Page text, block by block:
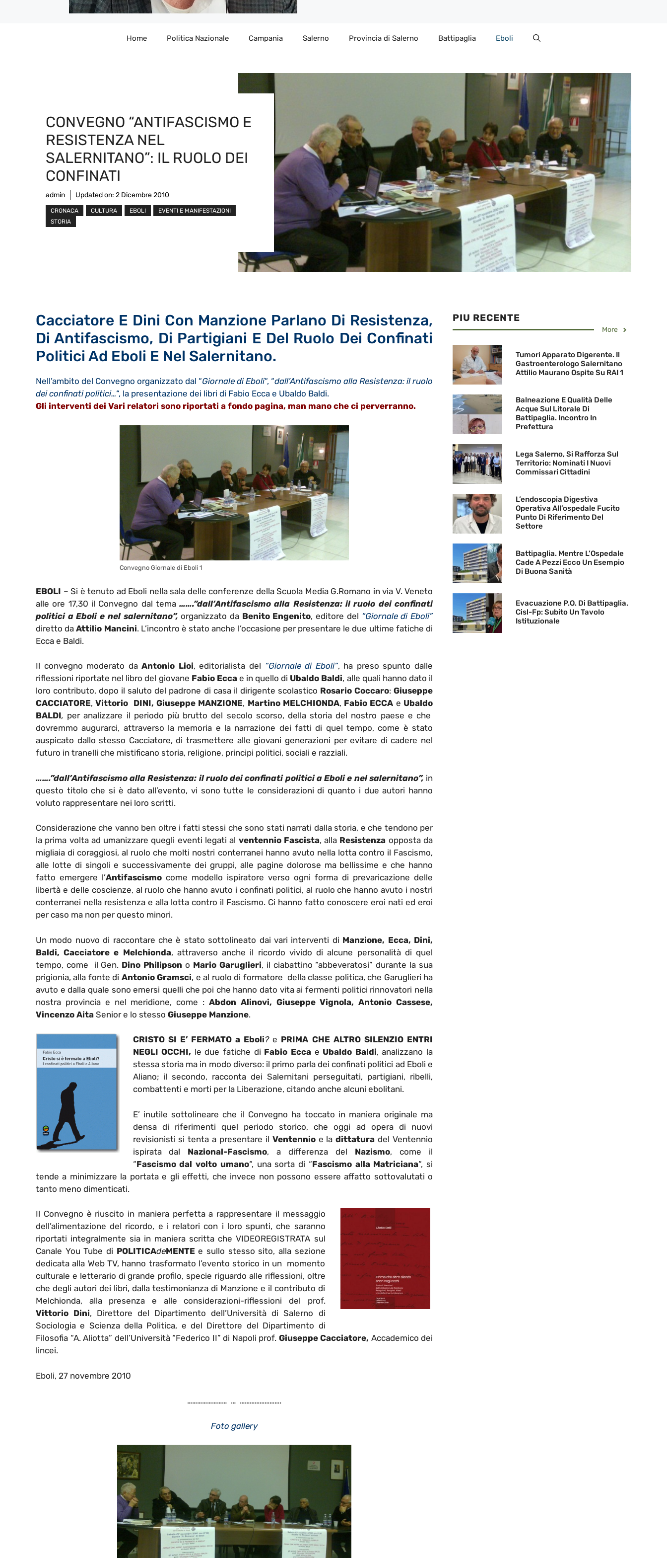
Home Politica Nazionale Campania Salerno Provincia di Salerno Battipaglia Eboli
CONVEGNO “ANTIFASCISMO E
RESISTENZA NEL
SALERNITANO”: IL RUOLO DEI
CONFINATI
admin Updated on: 2 Dicembre 2010
CRONACA CULTURA EBOLI
EVENTI E MANIFESTAZIONI
STORIA
Cacciatore E Dini Con Manzione Parlano Di Resistenza,
Di Antifascismo, Di Partigiani E Del Ruolo Dei Confinati
Politici Ad Eboli E Nel Salernitano.
Nell’ambito del Convegno organizzato dal “Giornale di Eboli“, “dall’Antifascismo alla Resistenza: il ruolo
dei confinati politici…“, la presentazione dei libri di Fabio Ecca e Ubaldo Baldi.
Gli interventi dei Vari relatori sono riportati a fondo pagina, man mano che ci perverranno.
Convegno Giornale di Eboli 1
EBOLI – Si è tenuto ad Eboli nella sala delle conferenze della Scuola Media G.Romano in via V. Veneto
alle ore 17,30 il Convegno dal tema…….”dall’Antifascismo alla Resistenza: il ruolo dei confinati
politici a Eboli e nel salernitano”,organizzato da Benito Engenito, editore del “Giornale di Eboli”
diretto daAttilio Mancini. L’incontro è stato anche l’occasione per presentare le due ultime fatiche di
Ecca e Baldi.
Il convegno moderato daAntonio Lioi, editorialista del “Giornale di Eboli”, ha preso spunto dalle
riflessioni riportate nel libro del giovane Fabio Eccae in quello di Ubaldo Baldi, alle quali hanno dato il
loro contributo, dopo il saluto del padrone di casa il dirigente scolastico Rosario Coccaro:Giuseppe
CACCIATORE,Vittorio DINI, Giuseppe MANZIONE, Martino MELCHIONDA, Fabio ECCA e Ubaldo
BALDI, per analizzare il periodo più brutto del secolo scorso, della storia del nostro paese e che
dovremmo augurarci, attraverso la memoria e la narrazione dei fatti di quel tempo, come è stato
auspicato dallo stesso Cacciatore, di trasmettere alle giovani generazioni per evitare di cadere nel
futuro in tranelli che mistificano storia, religione, principi politici, sociali e razziali.
…….”dall’Antifascismo alla Resistenza: il ruolo dei confinati politici a Eboli e nel salernitano”, in
questo titolo che si è dato all’evento, vi sono tutte le considerazioni di quanto i due autori hanno
voluto rappresentare nei loro scritti.
Considerazione che vanno ben oltre i fatti stessi che sono stati narrati dalla storia, e che tendono per
la prima volta ad umanizzare quegli eventi legati al ventennio Fascista, alla Resistenza opposta da
migliaia di coraggiosi, al ruolo che molti nostri conterranei hanno avuto nella lotta contro il Fascismo,
alle lotte di singoli e successivamente dei gruppi, alle pagine dolorose ma bellissime e che hanno
fatto emergere l’Antifascismo come modello ispiratore verso ogni forma di prevaricazione delle
libertà e delle coscienze, al ruolo che hanno avuto i confinati politici, al ruolo che hanno avuto i nostri
conterranei nella resistenza e alla lotta contro il Fascismo. Ci hanno fatto conoscere eroi nati ed eroi
per caso ma non per questo minori.
Un modo nuovo di raccontare che è stato sottolineato dai vari interventi di Manzione, Ecca, Dini,
Baldi, Cacciatore e Melchionda, attraverso anche il ricordo vivido di alcune personalità di quel
tempo, come il Gen. Dino Philipson o Mario Garuglieri, il ciabattino “abbeveratosi” durante la sua
prigionia, alla fonte di Antonio Gramsci, e al ruolo di formatore della classe politica, che Garuglieri ha
avuto e dalla quale sono emersi quelli che poi che hanno dato vita ai fermenti politici rinnovatori nella
nostra provincia e nel meridione, come : Abdon Alinovi, Giuseppe Vignola, Antonio Cassese,
Vincenzo Aita Senior e lo stesso Giuseppe Manzione.
CRISTO SI E’ FERMATO a Eboli?e PRIMA CHE ALTRO SILENZIO ENTRI
NEGLI OCCHI, le due fatiche di Fabio Eccae Ubaldo Baldi, analizzano la
stessa storia ma in modo diverso: il primo parla dei confinati politici ad Eboli e
Aliano; il secondo, racconta dei Salernitani perseguitati, partigiani, ribelli,
combattenti e morti per la Liberazione, citando anche alcuni ebolitani.
E’ inutile sottolineare che il Convegno ha toccato in maniera originale ma
densa di riferimenti quel periodo storico, che oggi ad opera di nuovi
revisionisti si tenta a presentare il Ventennio e ladittaturadel Ventennio
ispirata dal Nazional-Fascismo, a differenza del Nazismo, come il
“Fascismo dal volto umano“, una sorta di “Fascismo alla Matriciana“, si
tende a minimizzare la portata e gli effetti, che invece non possono essere affatto sottovalutati o
tanto meno dimenticati.
Il Convegno è riuscito in maniera perfetta a rappresentare il messaggio
dell’alimentazione del ricordo, e i relatori con i loro spunti, che saranno
riportati integralmente sia in maniera scritta che VIDEOREGISTRATA sul
Canale You Tube di POLITICAdeMENTEe sullo stesso sito, alla sezione
dedicata alla Web TV, hanno trasformato l’evento storico in un momento
culturale e letterario di grande profilo, specie riguardo alle riflessioni, oltre
che degli autori dei libri, dalla testimonianza di Manzione e il contributo di
Melchionda, alla presenza e alle considerazioni-riflessioni del prof.
Vittorio Dini, Direttore del Dipartimento dell’Università di Salerno di
Sociologia e Scienza della Politica, e del Direttore del Dipartimento di
Filosofia “A. Aliotta” dell’Università “Federico II” di Napoli prof. Giuseppe Cacciatore, Accademico dei
lincei.
Eboli, 27 novembre 2010
…………………… … …………………….
Foto gallery
PIU RECENTE
More
Tumori Apparato Digerente. Il
Gastroenterologo Salernitano
Attilio Maurano Ospite Su RAI 1
Balneazione E Qualità Delle
Acque Sul Litorale Di
Battipaglia. Incontro In
Prefettura
Lega Salerno, Si Rafforza Sul
Territorio: Nominati I Nuovi
Commissari Cittadini
L’endoscopia Digestiva
Operativa All’ospedale Fucito
Punto Di Riferimento Del
Settore
Battipaglia. Mentre L’Ospedale
Cade A Pezzi Ecco Un Esempio
Di Buona Sanità
Evacuazione P.O. Di Battipaglia.
Cisl-Fp: Subito Un Tavolo
Istituzionale